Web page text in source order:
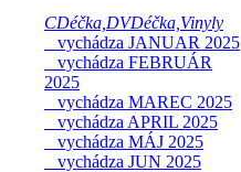
CDéčka,DVDéčka,Vinyly
vychádza JANUAR 2025
vychádza FEBRUÁR
2025
vychádza MAREC 2025
vychádza APRIL 2025
vychádza MÁJ 2025
vychádza JUN 2025